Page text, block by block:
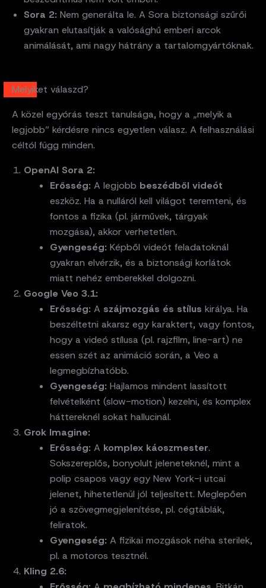
Sora 2: Nem generálta le. A Sora biztonsági szűrői
gyakran elutasítják a valósághű emberi arcok
animálását, ami nagy hátrány a tartalomgyártóknak.
Melyiket válaszd?
A közel egyórás teszt tanulsága, hogy a „melyik a
legjobb” kérdésre nincs egyetlen válasz. A felhasználási
céltól függ minden.
OpenAI Sora 2:
Erősség: A legjobb beszédből videót
eszköz. Ha a nulláról kell világot teremteni, és
fontos a fizika (pl. járművek, tárgyak
mozgása), akkor verhetetlen.
Gyengeség: Képből videót feladatoknál
gyakran elvérzik, és a biztonsági korlátok
miatt nehéz emberekkel dolgozni.
Google Veo 3.1:
Erősség: A szájmozgás és stílus királya. Ha
beszéltetni akarsz egy karaktert, vagy fontos,
hogy a videó stílusa (pl. rajzfilm, line-art) ne
essen szét az animáció során, a Veo a
legmegbízhatóbb.
Gyengeség: Hajlamos mindent lassított
felvételként (slow-motion) kezelni, és komplex
háttereknél sokat hallucinál.
Grok Imagine:
Erősség: A komplex káoszmester.
Sokszereplős, bonyolult jeleneteknél, mint a
polip csapos vagy egy New York-i utcai
jelenet, hihetetlenül jól teljesített. Meglepően
jó a szövegmegjelenítése, pl. cégtáblák,
feliratok.
Gyengeség: A fizikai mozgások néha sterilek,
pl. a motoros tesztnél.
Kling 2.6: